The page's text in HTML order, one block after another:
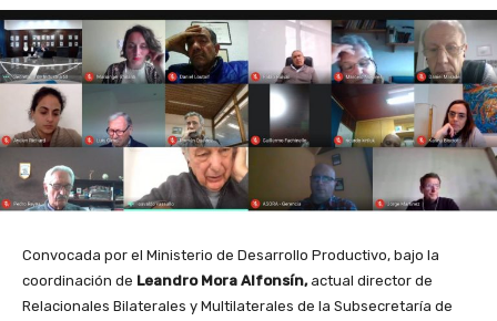
Convocada por el Ministerio de Desarrollo Productivo, bajo la
coordinación de Leandro Mora Alfonsín,actual director de
Relacionales Bilaterales y Multilaterales de la Subsecretaría de